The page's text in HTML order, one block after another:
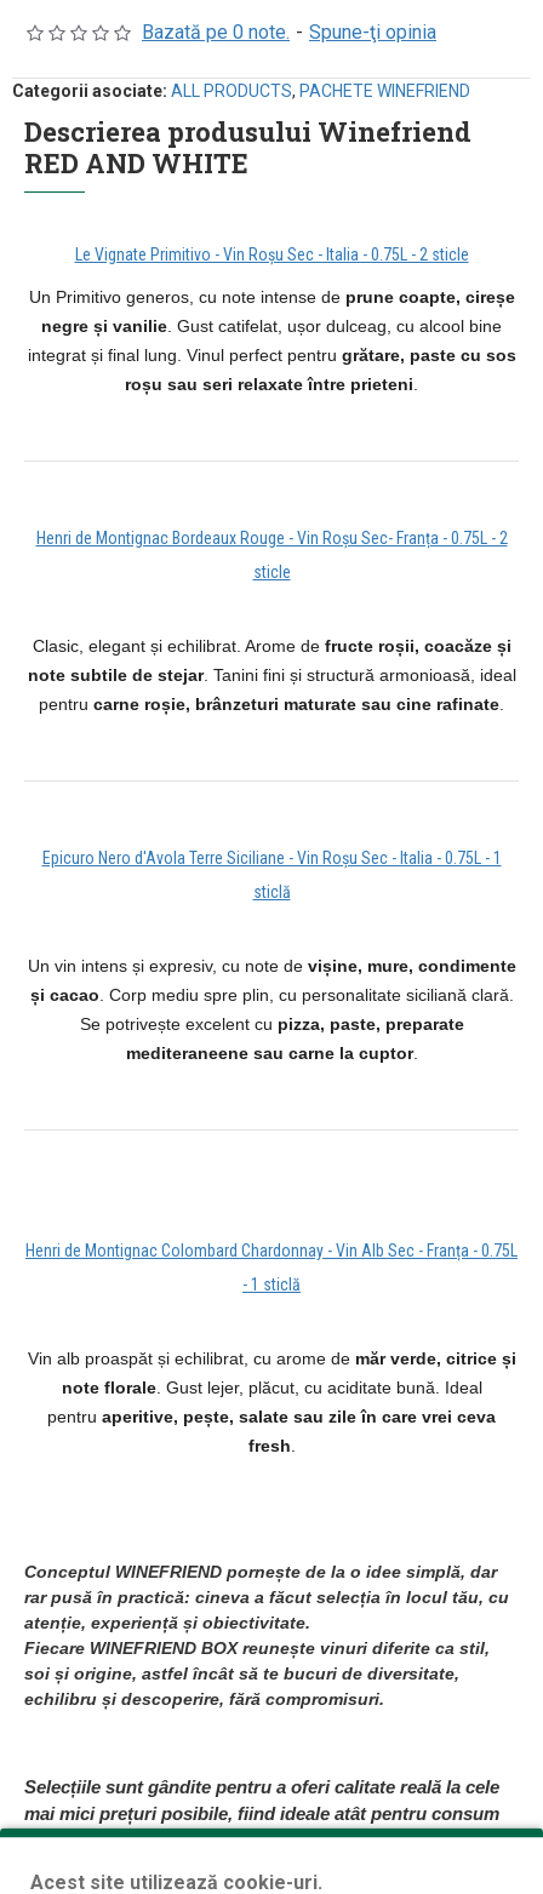
Bazată pe 0 note. - Spune-ţi opinia
Categorii asociate: ALL PRODUCTS, PACHETE WINEFRIEND
Descrierea produsului Winefriend
RED AND WHITE
Le Vignate Primitivo - Vin Roșu Sec - Italia - 0.75L - 2 sticle
Un Primitivo generos, cu note intense de prune coapte, cireșe
negre și vanilie. Gust catifelat, ușor dulceag, cu alcool bine
integrat și final lung. Vinul perfect pentru grătare, paste cu sos
roșu sau seri relaxate între prieteni.
Henri de Montignac Bordeaux Rouge - Vin Roșu Sec- Franța - 0.75L - 2
sticle
Clasic, elegant și echilibrat. Arome de fructe roșii, coacăze și
note subtile de stejar. Tanini fini și structură armonioasă, ideal
pentru carne roșie, brânzeturi maturate sau cine rafinate.
Epicuro Nero d'Avola Terre Siciliane - Vin Roșu Sec - Italia - 0.75L - 1
sticlă
Un vin intens și expresiv, cu note de vișine, mure, condimente
și cacao. Corp mediu spre plin, cu personalitate siciliană clară.
Se potrivește excelent cu pizza, paste, preparate
mediteraneene sau carne la cuptor.
Henri de Montignac Colombard Chardonnay - Vin Alb Sec - Franța - 0.75L
- 1 sticlă
Vin alb proaspăt și echilibrat, cu arome de măr verde, citrice și
note florale. Gust lejer, plăcut, cu aciditate bună. Ideal
pentru aperitive, pește, salate sau zile în care vrei ceva
fresh.
Conceptul WINEFRIEND pornește de la o idee simplă, dar
rar pusă în practică: cineva a făcut selecția în locul tău, cu
atenție, experiență și obiectivitate.
Fiecare WINEFRIEND BOX reunește vinuri diferite ca stil,
soi și origine, astfel încât să te bucuri de diversitate,
echilibru și descoperire, fără compromisuri.
Selecțiile sunt gândite pentru a oferi calitate reală la cele
mai mici prețuri posibile, fiind ideale atât pentru consum
propriu, cât și pentru mese cu prietenii sau ocazii
Acest site utilizează cookie-uri.